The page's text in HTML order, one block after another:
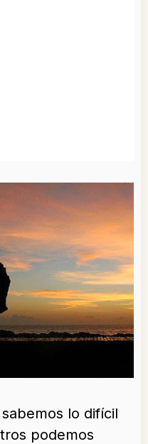
lo difícil
podemos